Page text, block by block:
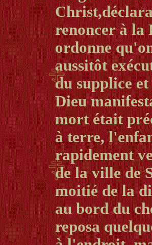
renoncer à la
ordonne
aussitôt
du supplice
Dieu
mort était
à terre,
rapidement
de la ville de
moitié de la
au bord du
reposa